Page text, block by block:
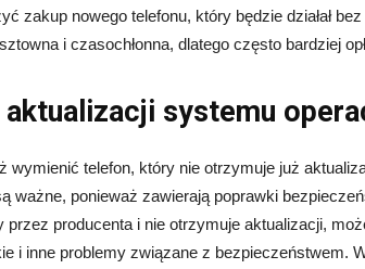
zakup nowego telefonu, który będzie działał
i czasochłonna, dlatego często bardziej
aktualizacji systemu
wymienić telefon, który nie otrzymuje już
ważne, ponieważ zawierają poprawki
przez producenta i nie otrzymuje aktualizacji,
i inne problemy związane z bezpieczeństwem.